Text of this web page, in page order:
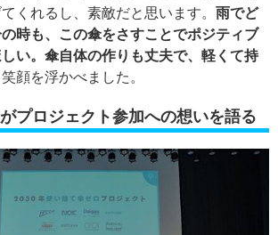
くれるし、素敵だと思います。 雨でど
時も、この傘をさすことでポジティブ
い。傘自体の作りも丈夫で、軽くて持
笑顔を浮かべました。
プロジェクト参加への想いを語る